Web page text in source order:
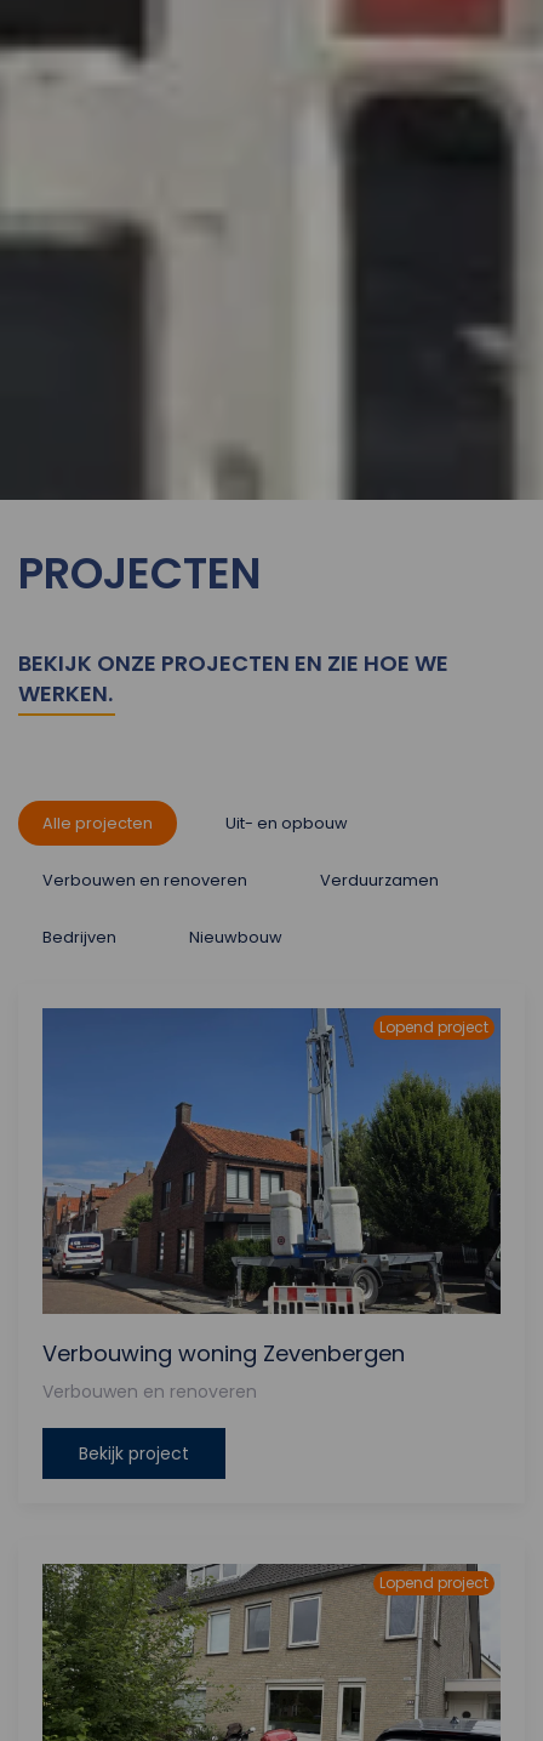
PROJECTEN
BEKIJK ONZE PROJECTEN EN ZIE HOE WE
WERKEN.
Alle projecten Uit- en opbouw
Verbouwen en renoveren Verduurzamen
Bedrijven Nieuwbouw
Verbouwing woning Zevenbergen
Lopend project
Verbouwen en renoveren
Bekijk project
Lopend project